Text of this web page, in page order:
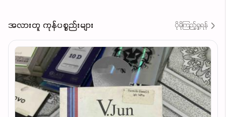
အလားတူ ကုန်ပစ္စည်းများ ပိုမိုကြည့်ရှုရန်